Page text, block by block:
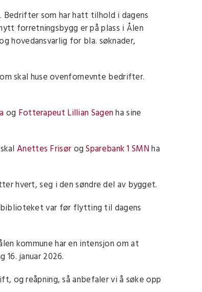
som har hatt tilhold i dagens
forretningsbygg er på plass i Ålen
hovedansvarlig for bla. søknader,
skal huse ovenfornevnte bedrifter.
og Fotterapeut Lillian Sagenha sine
Anettes FrisørogSparebank 1 SMNha
hvert, seg i den søndre del av bygget.
var før flytting til dagens
kommune har en intensjon om at
januar 2026.
og reåpning, så anbefaler vi å søke opp